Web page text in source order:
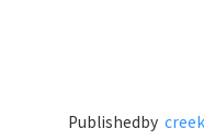
Publishedby